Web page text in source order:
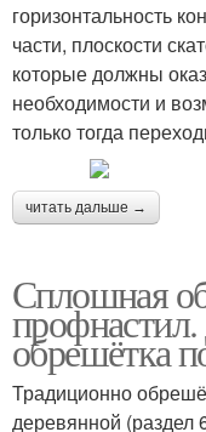
горизонтальность
части, плоскости
которые должны
необходимости и
только тогда
читать дальше →
Сплошная
обрешётка
Традиционно
деревянной (раздел